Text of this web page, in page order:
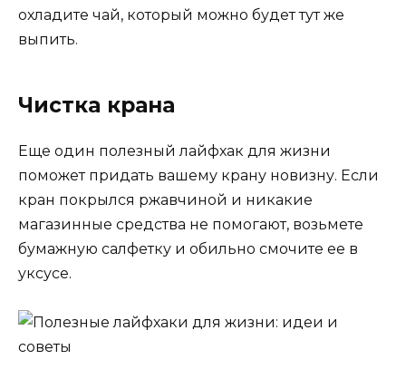
охладите чай, который можно будет тут же
выпить.
Чистка крана
Еще один полезный лайфхак для жизни
поможет придать вашему крану новизну. Если
кран покрылся ржавчиной и никакие
магазинные средства не помогают, возьмете
бумажную салфетку и обильно смочите ее в
уксусе.